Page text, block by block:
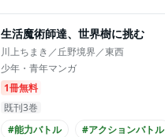
#主人公が会社員
生活魔術師達、世界樹に挑む
川上ちまき／丘野境界／東西
少年・青年マンガ
1冊無料
既刊3巻
#能力バトル
#アクションバトル